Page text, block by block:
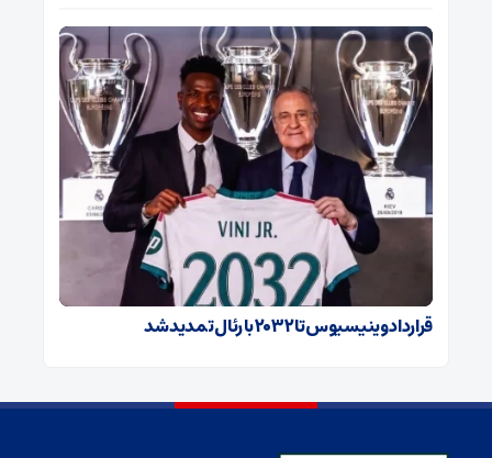
قرارداد وینیسیوس تا ۲۰۳۲ با رئال‌ تمدید شد